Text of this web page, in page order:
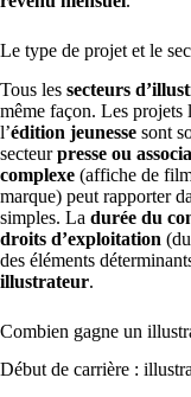
Le type de projet et le
Tous les secteurs
même façon. Les projets
l’édition jeunesse sont
secteurpresse ou
complexe (affiche de
marque) peut rapporter
simples. La durée du
droits d’exploitation
des éléments
illustrateur.
Combien gagne un
Début de carrière :